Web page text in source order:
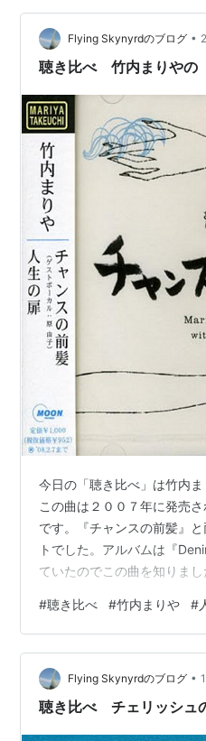
したが、その後離婚。現在
ょう。 この曲は私もダニエ
思ってもいたのですが、元々
Flying Skynyrdのブログ •
聴き比べ 竹内まりやの
今日の「聴き比べ」は竹内ま
この曲は２００７年に発売
です。『チャンスの前髪』
トでした。アルバムは『
ていたのでこの曲を知りま
まりや 春がまた来るたび ひ
も 少しずつ変わるよ 陽気に
#聴き比べ #竹内まりや #
Flying Skynyrdのブログ •
聴き比べ チェリッシュ